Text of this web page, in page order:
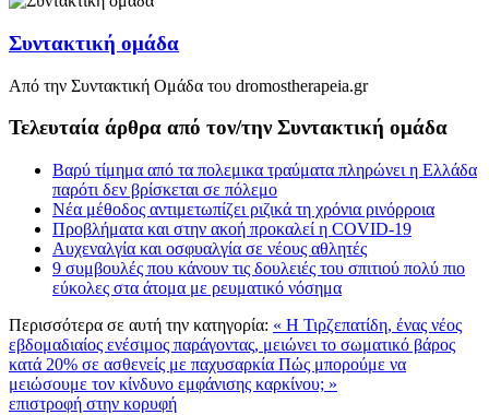
Συντακτική ομάδα
Από την Συντακτική Ομάδα του dromostherapeia.gr
Τελευταία άρθρα από τον/την Συντακτική ομάδα
Βαρύ τίμημα από τα πολεμικα τραύματα πληρώνει η Ελλάδα
παρότι δεν βρίσκεται σε πόλεμο
Νέα μέθοδος αντιμετωπίζει ριζικά τη χρόνια ρινόρροια
Προβλήματα και στην ακοή προκαλεί η COVID-19
Αυχεναλγία και οσφυαλγία σε νέους αθλητές
9 συμβουλές που κάνουν τις δουλειές του σπιτιού πολύ πιο
εύκολες στα άτομα με ρευματικό νόσημα
Περισσότερα σε αυτή την κατηγορία: « Η Τιρζεπατίδη, ένας νέος
εβδομαδιαίος ενέσιμος παράγοντας, μειώνει το σωματικό βάρος
κατά 20% σε ασθενείς με παχυσαρκία Πώς μπορούμε να
μειώσουμε τον κίνδυνο εμφάνισης καρκίνου; »
επιστροφή στην κορυφή